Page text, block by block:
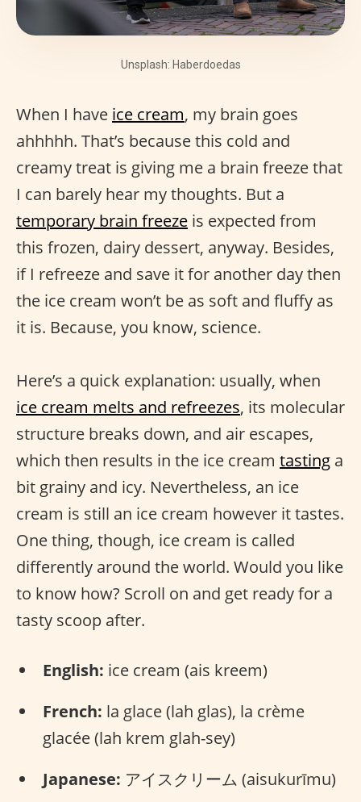
Unsplash: Haberdoedas
When I have ice cream, my brain goes
ahhhhh. That’s because this cold and
creamy treat is giving me a brain freeze that
I can barely hear my thoughts. But a
temporary brain freeze is expected from
this frozen, dairy dessert, anyway. Besides,
if I refreeze and save it for another day then
the ice cream won’t be as soft and fluffy as
it is. Because, you know, science.
Here’s a quick explanation: usually, when
ice cream melts and refreezes, its molecular
structure breaks down, and air escapes,
which then results in the ice cream tasting a
bit grainy and icy. Nevertheless, an ice
cream is still an ice cream however it tastes.
One thing, though, ice cream is called
differently around the world. Would you like
to know how? Scroll on and get ready for a
tasty scoop after.
English: ice cream (ais kreem)
French: la glace (lah glas), la crème
glacée (lah krem glah-sey)
Japanese: アイスクリーム (aisukurīmu)